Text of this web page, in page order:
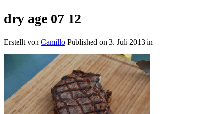
dry age 07 12
Erstellt von Camillo Published on 3. Juli 2013 in